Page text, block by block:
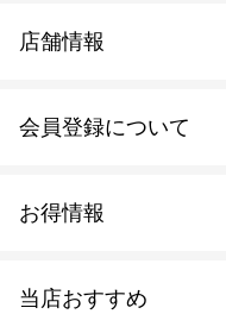
当店おすすめ
お得情報
会員登録について
会員規約について
店舗情報